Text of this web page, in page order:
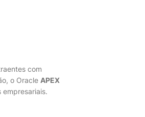
com
o Oracle APEX